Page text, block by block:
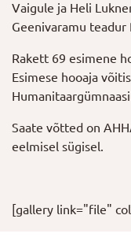
Vaigule ja Heli
Geenivaramu teadur
Rakett 69 esimene
Esimese hooaja
Saate võtted on
eelmisel sügisel.
[gallery link="file"